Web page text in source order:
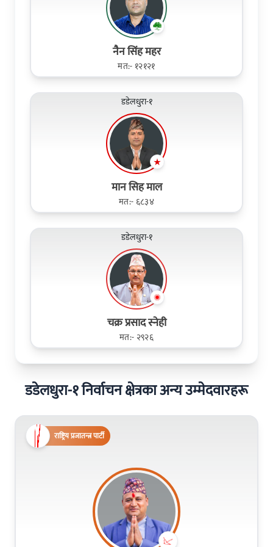
नैन सिंह महर
मत:- १२१२१
डडेलधुरा-१
मान सिह माल
मत:- ६८३४
डडेलधुरा-१
चक्र प्रसाद स्नेही
मत:- २९२६
डडेलधुरा-१ निर्वाचन क्षेत्रका अन्य उम्मेदवारहरू
राष्ट्रिय प्रजातन्त्र पार्टी